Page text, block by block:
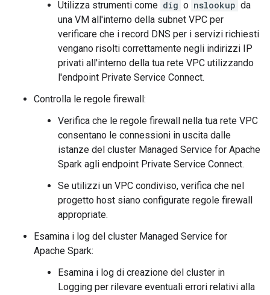
Utilizza strumenti come dig o nslookup da
una VM all'interno della subnet VPC per
verificare che i record DNS per i servizi richiesti
vengano risolti correttamente negli indirizzi IP
privati all'interno della tua rete VPC utilizzando
l'endpoint Private Service Connect.
Controlla le regole firewall:
Verifica che le regole firewall nella tua rete VPC
consentano le connessioni in uscita dalle
istanze del cluster Managed Service for Apache
Spark agli endpoint Private Service Connect.
Se utilizzi un VPC condiviso, verifica che nel
progetto host siano configurate regole firewall
appropriate.
Esamina i log del cluster Managed Service for
Apache Spark:
Esamina i log di creazione del cluster in
Logging per rilevare eventuali errori relativi alla